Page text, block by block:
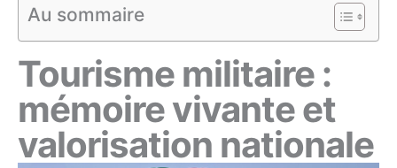
Au sommaire
Tourisme militaire :
mémoire vivante et
valorisation nationale